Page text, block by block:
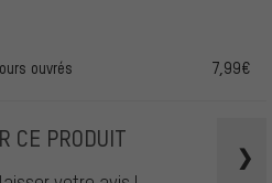
ouvrés 7,99€
CE PRODUIT